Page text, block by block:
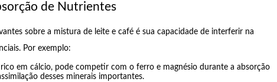
de Nutrientes
sobre a mistura de leite e café é sua capacidade de interferir na
Por exemplo:
em cálcio, pode competir com o ferro e magnésio durante a absorção
desses minerais importantes.